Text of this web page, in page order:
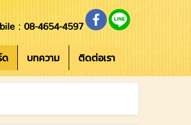
: 08-4654-4597
ด บทความ ติดต่อเรา